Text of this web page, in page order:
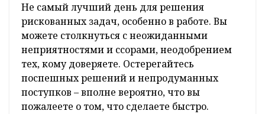
Не самый лучший день для решения
рискованных задач, особенно в работе. Вы
можете столкнуться с неожиданными
неприятностями и ссорами, неодобрением
тех, кому доверяете. Остерегайтесь
поспешных решений и непродуманных
поступков – вполне вероятно, что вы
пожалеете о том, что сделаете быстро.